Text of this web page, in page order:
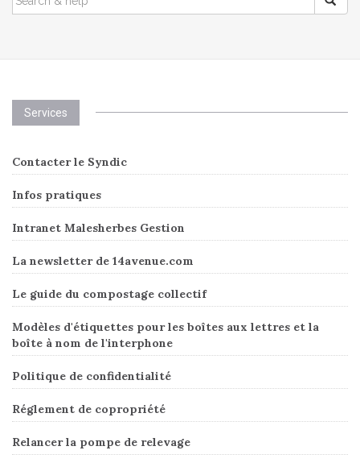
FOR:
Services
Contacter le Syndic
Infos pratiques
Intranet Malesherbes Gestion
La newsletter de 14avenue.com
Le guide du compostage collectif
Modèles d'étiquettes pour les boîtes aux lettres et la
boîte à nom de l'interphone
Politique de confidentialité
Réglement de copropriété
Relancer la pompe de relevage